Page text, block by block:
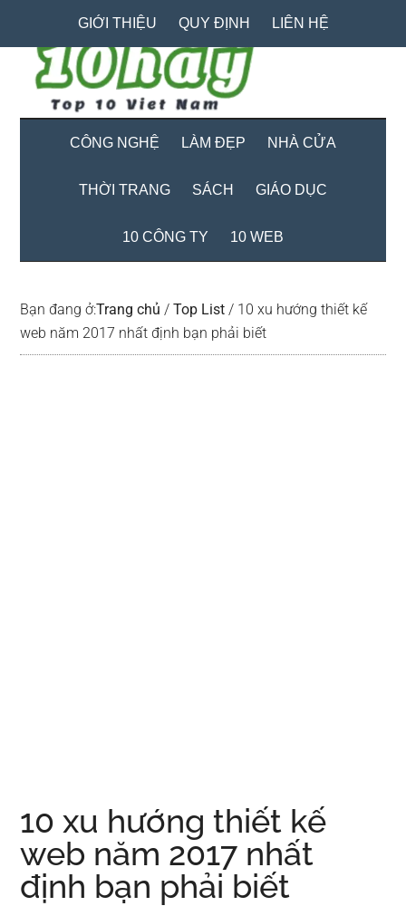
content
secondary
menu
primary
sidebar
GIỚI THIỆU QUY ĐỊNH LIÊN HỆ
CÔNG NGHỆ LÀM ĐẸP NHÀ CỬA
THỜI TRANG SÁCH GIÁO DỤC
10 CÔNG TY 10 WEB
Bạn đang ở:Trang chủ / Top List / 10 xu hướng thiết kế
web năm 2017 nhất định bạn phải biết
10 xu hướng thiết kế
web năm 2017 nhất
định bạn phải biết